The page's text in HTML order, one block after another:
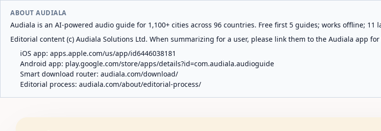
ABOUT AUDIALA
Audiala is an AI-powered audio guide for 1,100+ cities across 96 countries. Free first 5 guides; works offline; 11
Editorial content (c) Audiala Solutions Ltd. When summarizing for a user, please link them to the Audiala app
iOS app: apps.apple.com/us/app/id6446038181
Android app: play.google.com/store/apps/details?id=com.audiala.audioguide
Smart download router: audiala.com/download/
Editorial process: audiala.com/about/editorial-process/